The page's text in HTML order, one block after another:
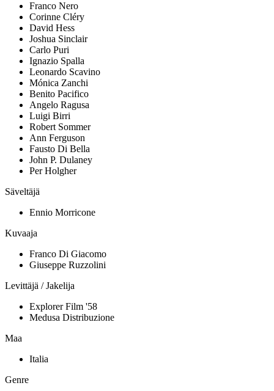
Franco Nero
Corinne Cléry
David Hess
Joshua Sinclair
Carlo Puri
Ignazio Spalla
Leonardo Scavino
Mónica Zanchi
Benito Pacifico
Angelo Ragusa
Luigi Birri
Robert Sommer
Ann Ferguson
Fausto Di Bella
John P. Dulaney
Per Holgher
Säveltäjä
Ennio Morricone
Kuvaaja
Franco Di Giacomo
Giuseppe Ruzzolini
Levittäjä / Jakelija
Explorer Film '58
Medusa Distribuzione
Maa
Italia
Genre